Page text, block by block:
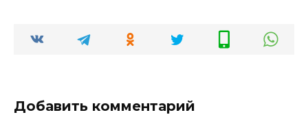
Добавить комментарий